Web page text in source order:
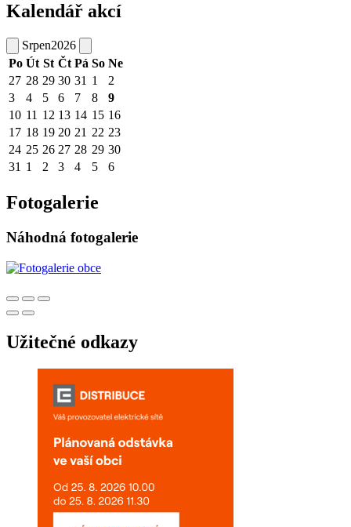
Kalendář akcí
Srpen2026
Po Út St Čt Pá So Ne
27 28 29 30 31 1
2
3
4 5 6 7 8
9
10 11 12 13 14 15 16
17 18 19 20 21 22 23
24 25 26 27 28 29 30
31 1 2 3 4 5 6
Fotogalerie
Náhodná fotogalerie
Užitečné odkazy